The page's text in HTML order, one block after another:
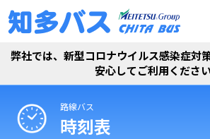
弊社では、新型コロナウイルス感染症対
安心してご利用ください
路線バス
時刻表